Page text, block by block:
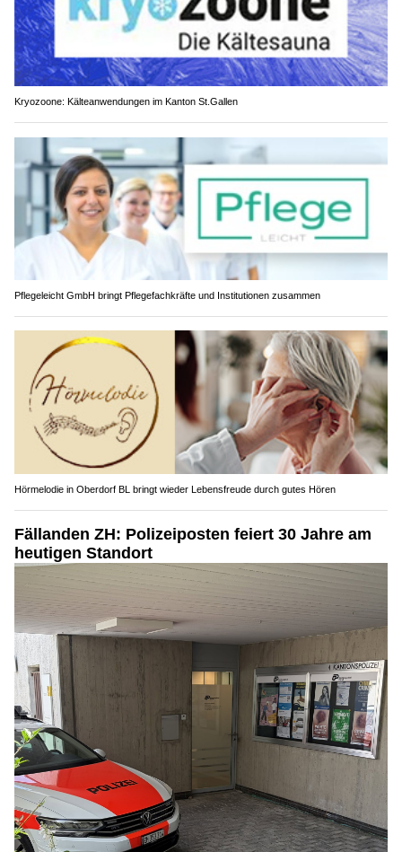
Kryozoone: Kälteanwendungen im Kanton St.Gallen
Pflegeleicht GmbH bringt Pflegefachkräfte und Institutionen zusammen
Hörmelodie in Oberdorf BL bringt wieder Lebensfreude durch gutes Hören
Fällanden ZH: Polizeiposten feiert 30 Jahre am
heutigen Standort